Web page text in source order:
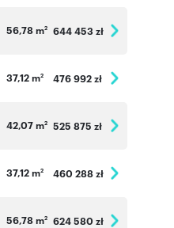
56,78 m2 644 453 zł
37,12 m2 476 992 zł
42,07 m2 525 875 zł
37,12 m2 460 288 zł
56,78 m2 624 580 zł